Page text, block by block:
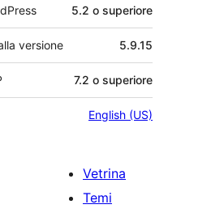
5.2 o superiore
versione 5.9.15
7.2 o superiore
English (US)
Vetrina
Temi